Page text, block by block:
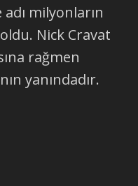
milyonların
oldu. Nick Cravat
rağmen
yanındadır.